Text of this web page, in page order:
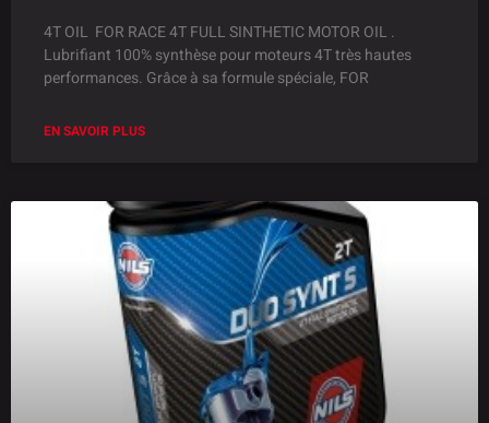
4T OIL FOR RACE 4T FULL SINTHETIC MOTOR OIL .
Lubrifiant 100% synthèse pour moteurs 4T très hautes
performances. Grâce à sa formule spéciale, FOR
EN SAVOIR PLUS